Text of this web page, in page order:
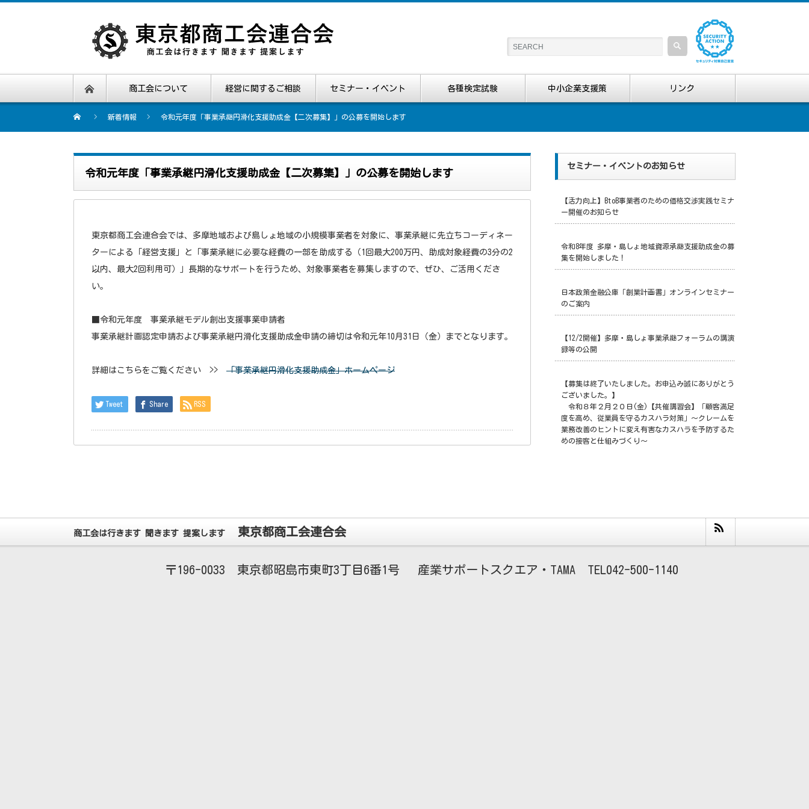
商工会について 経営に関するご相談 セミナー・イベント 各種検定試験 中小企業支援策 リンク
新着情報 令和元年度「事業承継円滑化支援助成金【二次募集】」の公募を開始します
令和元年度「事業承継円滑化支援助成金【二次募集】」の公募を開始します
東京都商工会連合会では、多摩地域および島しょ地域の小規模事業者を対象に、事業承継に先立ちコーディネー
ターによる「経営支援」と「事業承継に必要な経費の一部を助成する（1回最大200万円、助成対象経費の3分の2
以内、最大2回利用可）」長期的なサポートを行うため、対象事業者を募集しますので、ぜひ、ご活用くださ
い。
■令和元年度 事業承継モデル創出支援事業申請者
事業承継計画認定申請および事業承継円滑化支援助成金申請の締切は令和元年10月31日（金）までとなります。
詳細はこちらをご覧ください >> 「事業承継円滑化支援助成金」ホームページ
Tweet Share RSS
セミナー・イベントのお知らせ
【活力向上】BtoB事業者のための価格交渉実践セミナ
ー開催のお知らせ
令和8年度 多摩・島しょ地域資源承継支援助成金の募
集を開始しました！
日本政策金融公庫「創業計画書」オンラインセミナー
のご案内
【12/2開催】多摩・島しょ事業承継フォーラムの講演
録等の公開
【募集は終了いたしました。お申込み誠にありがとう
ございました。】
令和８年２月２０日(金)【共催講習会】「顧客満足
度を高め、従業員を守るカスハラ対策」～クレームを
業務改善のヒントに変え有害なカスハラを予防するた
めの接客と仕組みづくり～
商工会は行きます 聞きます 提案します 東京都商工会連合会
196-0033 東京都昭島市東町3丁目6番1号 産業サポートスクエア・TAMA 042-500-1140